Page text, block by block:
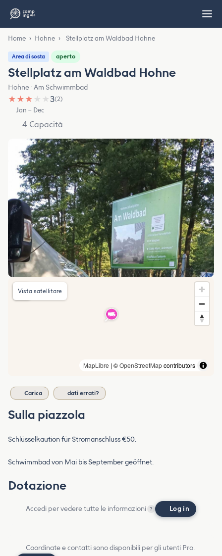
Home › Hohne › Stellplatz am Waldbad Hohne
Area di sosta aperto
Stellplatz am Waldbad Hohne
Hohne · Am Schwimmbad
★ ★ ★ ★ ★3(2)
Jan – Dec
4 Capacità
MapLibre | ©OpenStreetMapcontributors
Vista satellitare
Carica dati errati?
Sulla piazzola
Schlüsselkaution für Stromanschluss €50.
Schwimmbad von Mai bis September geöffnet.
Dotazione
Accedi per vedere tutte le informazioni ? Log in
Coordinate e contatti sono disponibili per gli utenti Pro.